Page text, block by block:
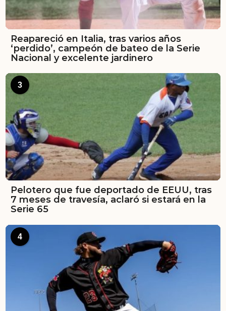
Reapareció en Italia, tras varios años
‘perdido’, campeón de bateo de la Serie
Nacional y excelente jardinero
3
Pelotero que fue deportado de EEUU, tras
7 meses de travesía, aclaró si estará en la
Serie 65
4